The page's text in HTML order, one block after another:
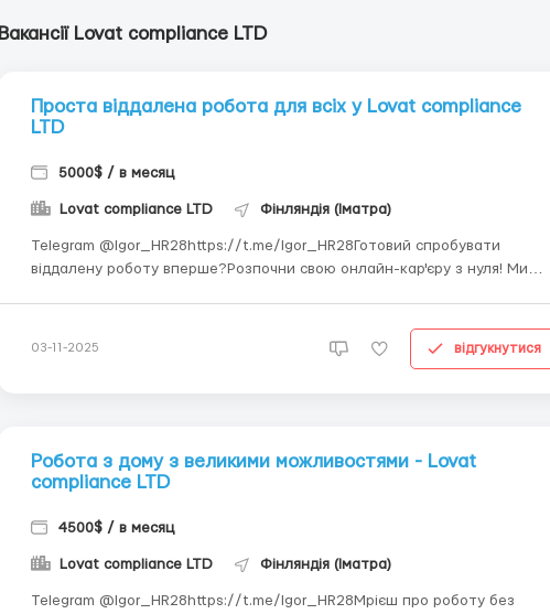
Вакансії Lovat compliance LTD
Проста віддалена робота для всіх у Lovat compliance
LTD
5000$ / в месяц
Lovat compliance LTD Фінляндія (Іматра)
Telegram @Igor_HR28https://t.me/Igor_HR28Готовий спробувати
віддалену роботу вперше?Розпочни свою онлайн-кар'єру з нуля! Ми
згідно з планом* Регулярна комунікація з ком...
03-11-2025 відгукнутися
Робота з дому з великими можливостями - Lovat
compliance LTD
4500$ / в месяц
Lovat compliance LTD Фінляндія (Іматра)
Telegram @Igor_HR28https://t.me/Igor_HR28Мрієш про роботу без